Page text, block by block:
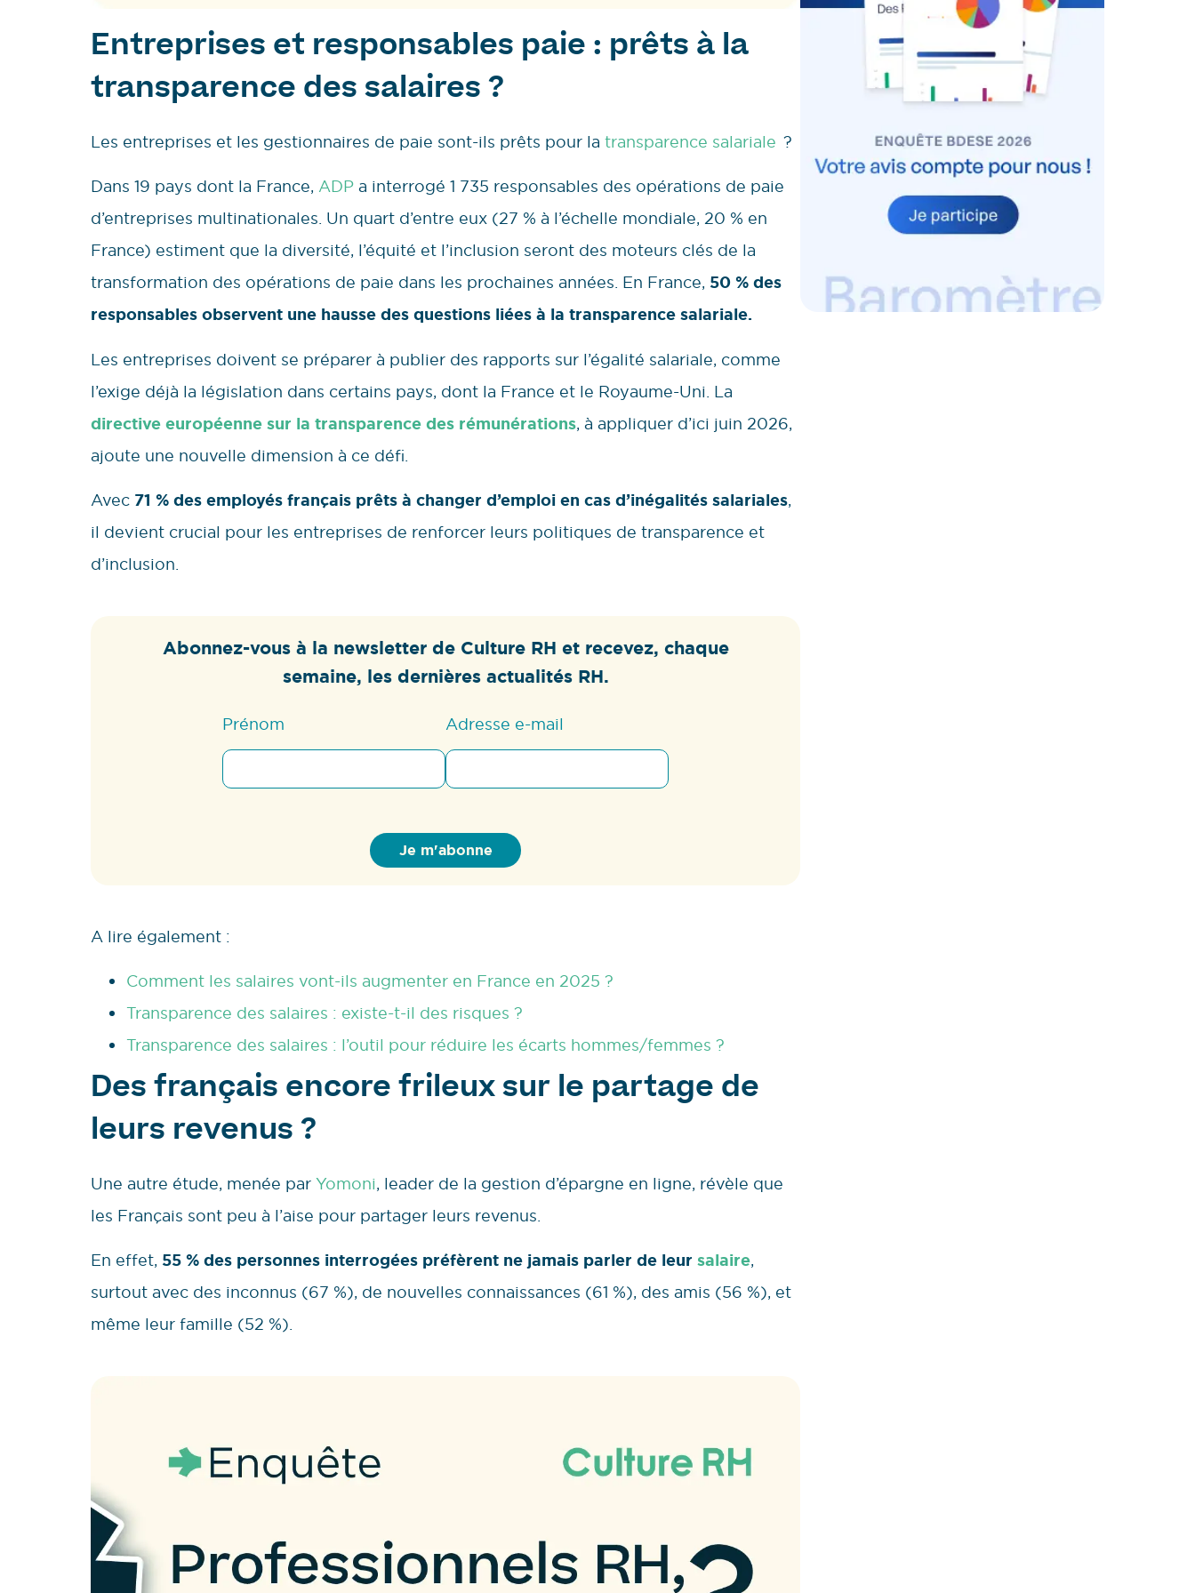
Entreprises et responsables paie : prêts à la
transparence des salaires ?
Les entreprises et les gestionnaires de paie sont-ils prêts pour la transparence salariale ?
Dans 19 pays dont la France, ADP a interrogé 1 735 responsables des opérations de paie
d’entreprises multinationales. Un quart d’entre eux (27 % à l’échelle mondiale, 20 % en
France) estiment que la diversité, l’équité et l’inclusion seront des moteurs clés de la
transformation des opérations de paie dans les prochaines années. En France, 50 % des
responsables observent une hausse des questions liées à la transparence salariale.
Les entreprises doivent se préparer à publier des rapports sur l’égalité salariale, comme
l’exige déjà la législation dans certains pays, dont la France et le Royaume-Uni. La
directive européenne sur la transparence des rémunérations, à appliquer d’ici juin 2026,
ajoute une nouvelle dimension à ce défi.
Avec 71 % des employés français prêts à changer d’emploi en cas d’inégalités salariales,
il devient crucial pour les entreprises de renforcer leurs politiques de transparence et
d’inclusion.
Abonnez-vous à la newsletter de Culture RH et recevez, chaque
semaine, les dernières actualités RH.
Prénom Adresse e-mail
A lire également :
Comment les salaires vont-ils augmenter en France en 2025 ?
Transparence des salaires : existe-t-il des risques ?
Transparence des salaires : l’outil pour réduire les écarts hommes/femmes ?
Des français encore frileux sur le partage de
leurs revenus ?
Une autre étude, menée par Yomoni, leader de la gestion d’épargne en ligne, révèle que
les Français sont peu à l’aise pour partager leurs revenus.
En effet, 55 % des personnes interrogées préfèrent ne jamais parler de leur salaire,
surtout avec des inconnus (67 %), de nouvelles connaissances (61 %), des amis (56 %), et
même leur famille (52 %).